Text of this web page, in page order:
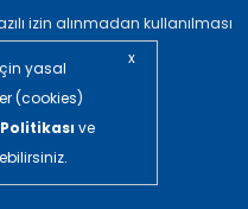
izin alınmadan kullanılması
Saklıdır.
yasal
(cookies)
ve
x